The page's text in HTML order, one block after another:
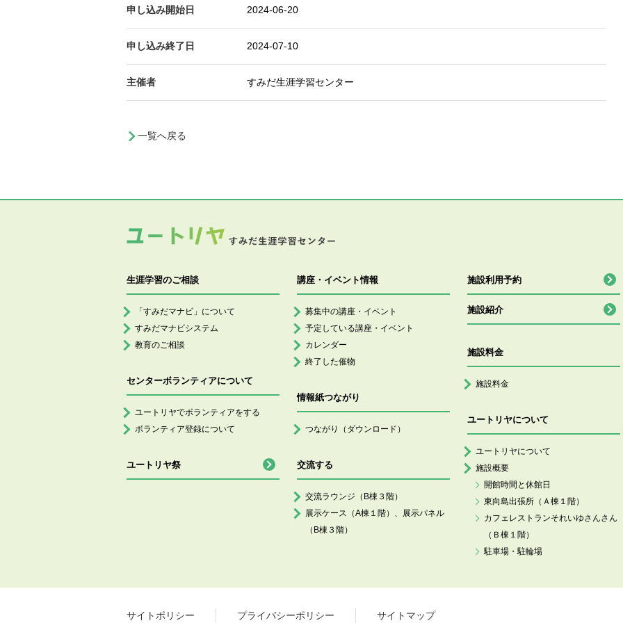
申し込み開始日 2024-06-20
申し込み終了日 2024-07-10
主催者 すみだ生涯学習センター
一覧へ戻る
生涯学習のご相談
「すみだマナビ」について
すみだマナビシステム
教育のご相談
センターボランティアについて
ユートリヤでボランティアをする
ボランティア登録について
ユートリヤ祭
講座・イベント情報
募集中の講座・イベント
予定している講座・イベント
カレンダー
終了した催物
情報紙つながり
つながり（ダウンロード）
交流する
交流ラウンジ（B棟３階）
展示ケース（A棟１階）、展示パネル
（B棟３階）
施設利用予約
施設紹介
施設料金
施設料金
ユートリヤについて
ユートリヤについて
施設概要
開館時間と休館日
東向島出張所（Ａ棟１階）
カフェレストランそれいゆさんさん
（Ｂ棟１階）
駐車場・駐輪場
サイトポリシー プライバシーポリシー サイトマップ